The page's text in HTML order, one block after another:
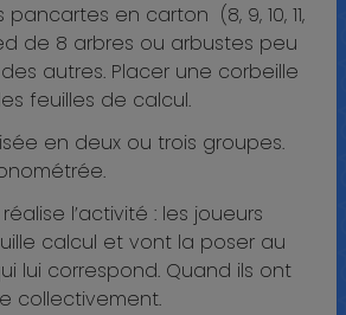
en carton (8, 9, 10, 11,
de 8 arbres ou arbustes peu
autres. Placer une corbeille
feuilles de calcul.
en deux ou trois groupes.
l’activité : les joueurs
calcul et vont la poser au
lui correspond. Quand ils ont
collectivement.